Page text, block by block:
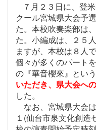
７月２３日に、登
クール宮城県大会予
た。本校吹奏楽部は、
た。小編成は、２５
ますが、本校は８人
個々が多くのパート
の『華音櫻來』とい
いただき、県大会へ
した。
なお、宮城県大会
１(仙台市泉文化創造